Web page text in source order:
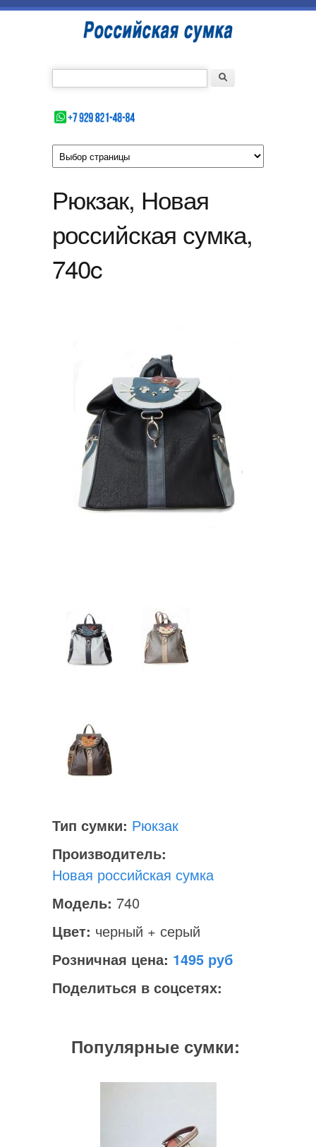
Перейти к основному содержанию
Российская
сумка
Форма поиска Поиск
Рюкзак, Новая
российская сумка,
740c
Тип сумки: Рюкзак
Производитель:
Новая российская сумка
Модель: 740
Цвет: черный + серый
Розничная цена: 1495
Поделиться в соцсетях:
Популярные сумки: